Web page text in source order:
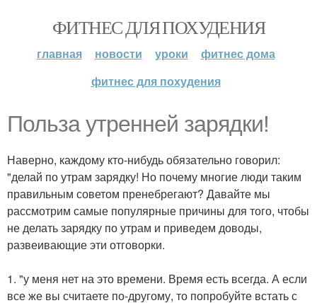
ФИТНЕС ДЛЯ ПОХУДЕНИЯ
главная новости уроки
фитнес дома
фитнес для похудения
Польза утренней зарядки!
Наверно, каждому кто-нибудь обязательно говорил:
"делай по утрам зарядку! Но почему многие люди таким
правильным советом пренебрегают? Давайте мы
рассмотрим самые популярные причины для того, чтобы
не делать зарядку по утрам и приведем доводы,
развеивающие эти отговорки.
1. "у меня нет на это времени. Время есть всегда. А если
все же вы считаете по-другому, то попробуйте встать с